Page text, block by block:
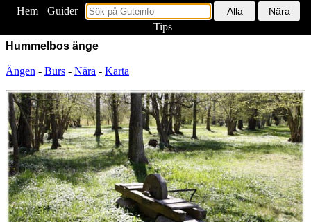
Hem
Guider
Tips
Hummelbos änge
Ängen - Burs - Nära - Karta